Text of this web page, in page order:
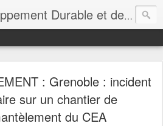
Le blog du Développement Durable et de la RSE
: Grenoble : incident
sur un chantier de
du CEA